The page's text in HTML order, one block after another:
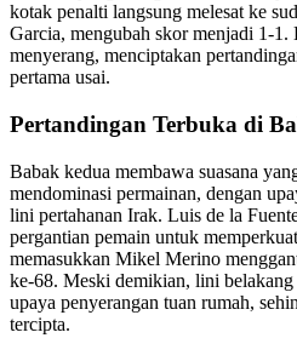
kotak penalti langsung melesat ke
Garcia, mengubah skor menjadi 1-
menyerang, menciptakan
pertama usai.
Pertandingan Terbuka di
Babak kedua membawa suasana
mendominasi permainan, dengan
lini pertahanan Irak. Luis de la
pergantian pemain untuk
memasukkan Mikel Merino
ke-68. Meski demikian, lini
upaya penyerangan tuan rumah,
tercipta.